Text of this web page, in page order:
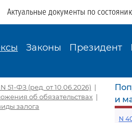
Актуальные документы по
Законы Президент
51-ФЗ (ред. от 10.06.2026) |
об обязательствах |
залога
и
N